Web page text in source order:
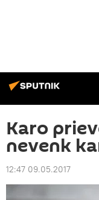
Karo
nevenk
12:47 09.05.2017